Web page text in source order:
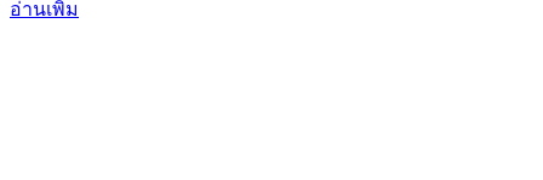
อ่านเพิ่ม